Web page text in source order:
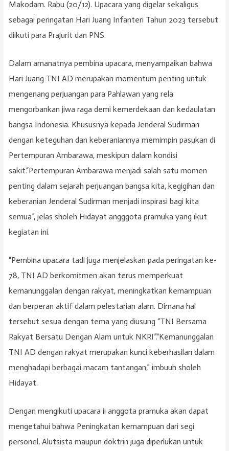
Makodam. Rabu (20/12). Upacara yang digelar sekaligus
sebagai peringatan Hari Juang Infanteri Tahun 2023 tersebut
diikuti para Prajurit dan PNS.
Dalam amanatnya pembina upacara, menyampaikan bahwa
Hari Juang TNI AD merupakan momentum penting untuk
mengenang perjuangan para Pahlawan yang rela
mengorbankan jiwa raga demi kemerdekaan dan kedaulatan
bangsa Indonesia. Khususnya kepada Jenderal Sudirman
dengan keteguhan dan keberaniannya memimpin pasukan di
Pertempuran Ambarawa, meskipun dalam kondisi
sakit.“Pertempuran Ambarawa menjadi salah satu momen
penting dalam sejarah perjuangan bangsa kita, kegigihan dan
keberanian Jenderal Sudirman menjadi inspirasi bagi kita
semua”, jelas sholeh Hidayat angggota pramuka yang ikut
kegiatan ini.
“Pembina upacara tadi juga menjelaskan pada peringatan ke-
78, TNI AD berkomitmen akan terus memperkuat
kemanunggalan dengan rakyat, meningkatkan kemampuan
dan berperan aktif dalam pelestarian alam. Dimana hal
tersebut sesua dengan tema yang diusung “TNI Bersama
Rakyat Bersatu Dengan Alam untuk NKRI”.“Kemanunggalan
TNI AD dengan rakyat merupakan kunci keberhasilan dalam
menghadapi berbagai macam tantangan,” imbuuh sholeh
Hidayat.
Dengan mengikuti upacara ii anggota pramuka akan dapat
mengetahui bahwa Peningkatan kemampuan dari segi
personel, Alutsista maupun doktrin juga diperlukan untuk